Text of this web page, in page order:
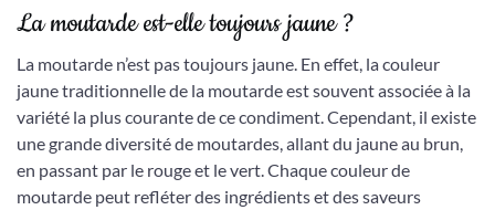
La moutarde est-elle toujours jaune ?
La moutarde n’est pas toujours jaune. En effet, la couleur
jaune traditionnelle de la moutarde est souvent associée à la
variété la plus courante de ce condiment. Cependant, il existe
une grande diversité de moutardes, allant du jaune au brun,
en passant par le rouge et le vert. Chaque couleur de
moutarde peut refléter des ingrédients et des saveurs